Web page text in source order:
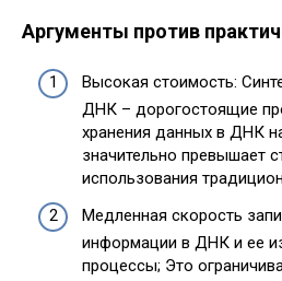
Аргументы против
Высокая стоимость:
ДНК – дорогостоящие
хранения данных в ДНК
значительно превышает
использования
Медленная скорость
информации в ДНК и ее
процессы; Это